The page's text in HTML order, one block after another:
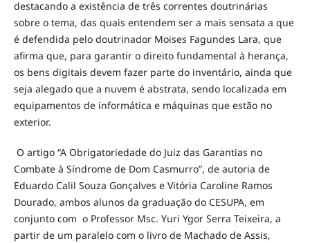
destacando a existência de três correntes doutrinárias
sobre o tema, das quais entendem ser a mais sensata a que
é defendida pelo doutrinador Moises Fagundes Lara, que
afirma que, para garantir o direito fundamental à herança,
os bens digitais devem fazer parte do inventário, ainda que
seja alegado que a nuvem é abstrata, sendo localizada em
equipamentos de informática e máquinas que estão no
exterior.
O artigo “A Obrigatoriedade do Juiz das Garantias no
Combate à Síndrome de Dom Casmurro”, de autoria de
Eduardo Calil Souza Gonçalves e Vitória Caroline Ramos
Dourado, ambos alunos da graduação do CESUPA, em
conjunto com o Professor Msc. Yuri Ygor Serra Teixeira, a
partir de um paralelo com o livro de Machado de Assis,